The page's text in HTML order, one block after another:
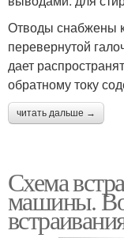
Отводы снабжены
перевернутой
дает
обратному току
читать дальше →
Схема
машины.